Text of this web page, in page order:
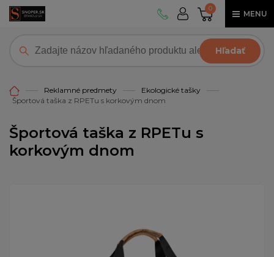
0
MENU
Hľadať
Reklamné predmety
Ekologické tašky
Športová taška z RPETu s korkovým dnom
Športová taška z RPETu s
korkovým dnom